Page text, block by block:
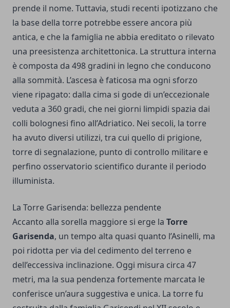
prende il nome. Tuttavia, studi recenti ipotizzano che
la base della torre potrebbe essere ancora più
antica, e che la famiglia ne abbia ereditato o rilevato
una preesistenza architettonica. La struttura interna
è composta da 498 gradini in legno che conducono
alla sommità. L’ascesa è faticosa ma ogni sforzo
viene ripagato: dalla cima si gode di un’eccezionale
veduta a 360 gradi, che nei giorni limpidi spazia dai
colli bolognesi fino all’Adriatico. Nei secoli, la torre
ha avuto diversi utilizzi, tra cui quello di prigione,
torre di segnalazione, punto di controllo militare e
perfino osservatorio scientifico durante il periodo
illuminista.
La Torre Garisenda: bellezza pendente
Accanto alla sorella maggiore si erge la Torre
Garisenda, un tempo alta quasi quanto l’Asinelli, ma
poi ridotta per via del cedimento del terreno e
dell’eccessiva inclinazione. Oggi misura circa 47
metri, ma la sua pendenza fortemente marcata le
conferisce un’aura suggestiva e unica. La torre fu